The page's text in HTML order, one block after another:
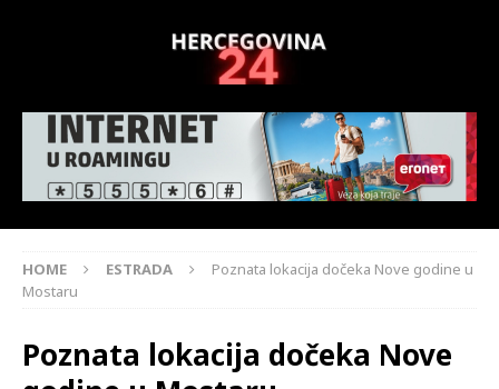
HOME ESTRADA
Poznata lokacija dočeka Nove godine u
Mostaru
Poznata lokacija dočeka Nove